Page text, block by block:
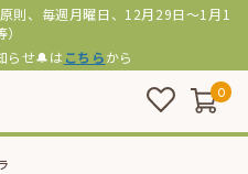
則、毎週月曜日、12月29日～1月1
らせ🔔は こちらから
0